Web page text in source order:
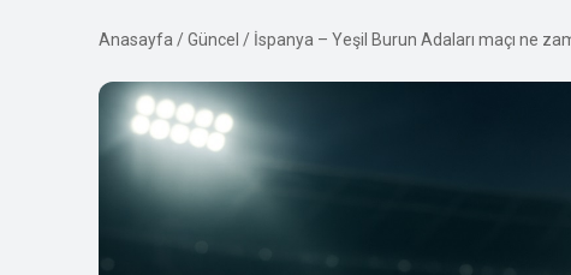
Anasayfa /Güncel / İspanya – Yeşil Burun Adaları maçı ne